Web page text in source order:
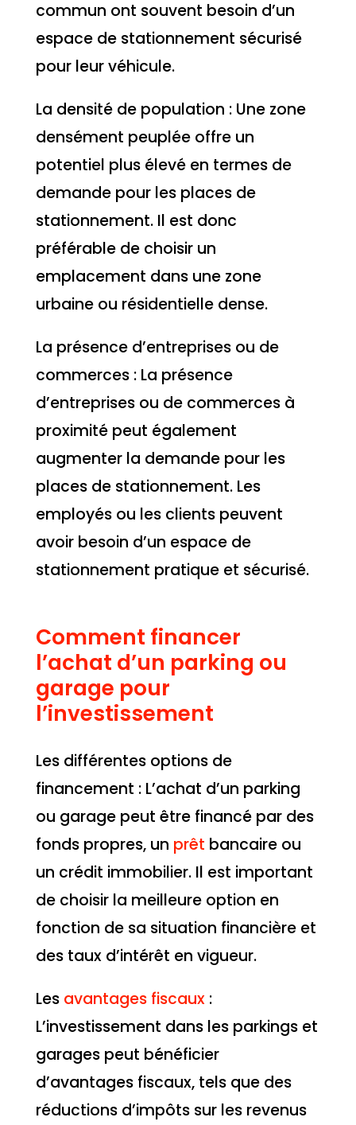
commun ont souvent besoin d’un
espace de stationnement sécurisé
pour leur véhicule.
La densité de population : Une zone
densément peuplée offre un
potentiel plus élevé en termes de
demande pour les places de
stationnement. Il est donc
préférable de choisir un
emplacement dans une zone
urbaine ou résidentielle dense.
La présence d’entreprises ou de
commerces : La présence
d’entreprises ou de commerces à
proximité peut également
augmenter la demande pour les
places de stationnement. Les
employés ou les clients peuvent
avoir besoin d’un espace de
stationnement pratique et sécurisé.
Comment financer
l’achat d’un parking ou
garage pour
l’investissement
Les différentes options de
financement : L’achat d’un parking
ou garage peut être financé par des
fonds propres, un prêt bancaire ou
un crédit immobilier. Il est important
de choisir la meilleure option en
fonction de sa situation financière et
des taux d’intérêt en vigueur.
Les avantages fiscaux:
L’investissement dans les parkings et
garages peut bénéficier
d’avantages fiscaux, tels que des
réductions d’impôts sur les revenus